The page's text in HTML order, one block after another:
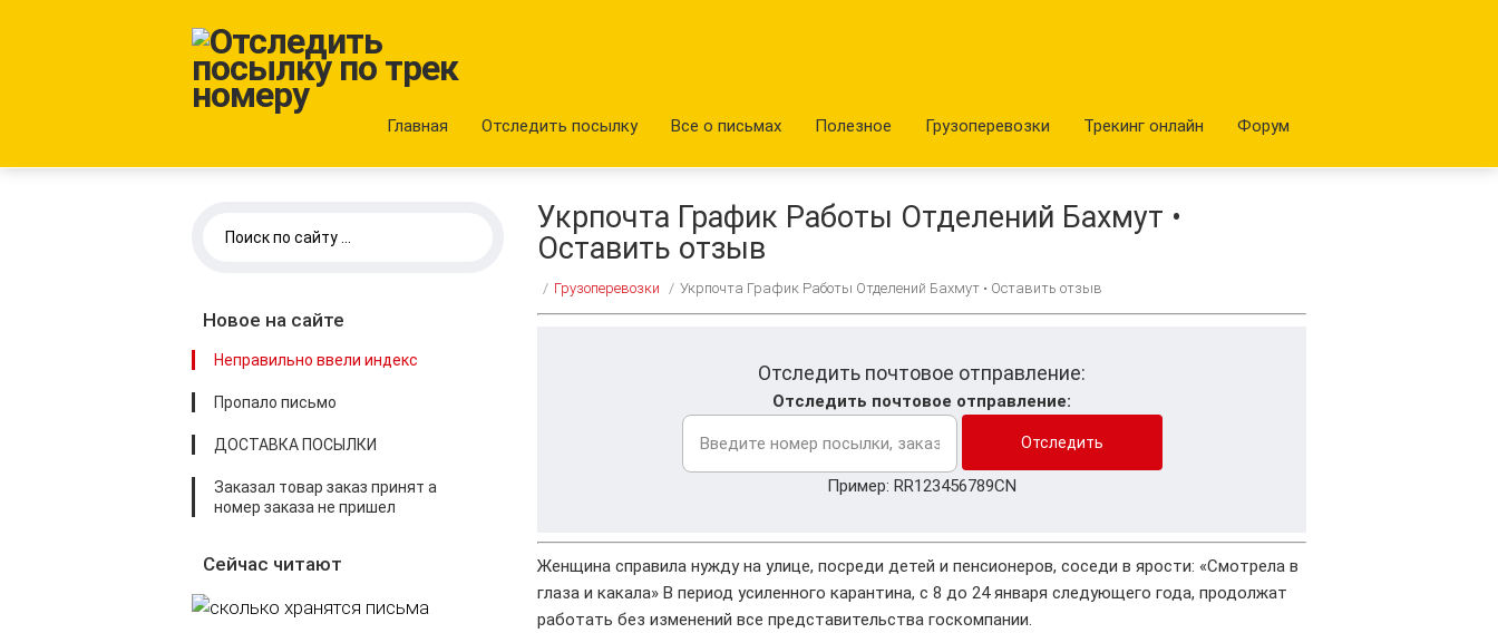
Главная Отследить посылку Все о письмах Полезное Грузоперевозки Трекинг онлайн Форум
Укрпочта График Работы Отделений Бахмут •
Оставить отзыв
/ Грузоперевозки / Укрпочта График Работы Отделений Бахмут • Оставить отзыв
Отследить почтовое отправление:
Отследить почтовое отправление:
Пример: RR123456789CN
Женщина справила нужду на улице, посреди детей и пенсионеров, соседи в ярости: «Смотрела в
глаза и какала» В период усиленного карантина, с 8 до 24 января следующего года, продолжат
работать без изменений все представительства госкомпании.
Новое на сайте
Неправильно ввели индекс
Пропало письмо
ДОСТАВКА ПОСЫЛКИ
Заказал товар заказ принят а
номер заказа не пришел
Сейчас читают